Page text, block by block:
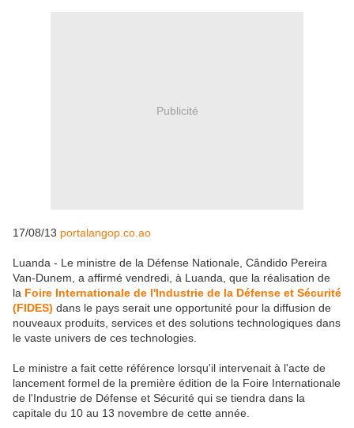
Publicité
17/08/13 portalangop.co.ao
Luanda - Le ministre de la Défense Nationale, Cândido Pereira
Van-Dunem, a affirmé vendredi, à Luanda, que la réalisation de
la Foire Internationale de l'Industrie de la Défense et Sécurité
(FIDES) dans le pays serait une opportunité pour la diffusion de
nouveaux produits, services et des solutions technologiques dans
le vaste univers de ces technologies.
Le ministre a fait cette référence lorsqu'il intervenait à l'acte de
lancement formel de la première édition de la Foire Internationale
de l'Industrie de Défense et Sécurité qui se tiendra dans la
capitale du 10 au 13 novembre de cette année.